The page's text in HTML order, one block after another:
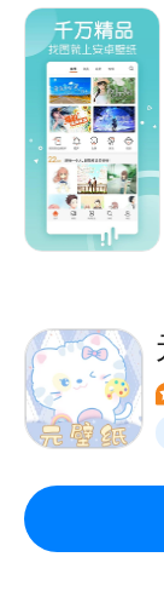
新鲜网络视频
智能趣味锁屏
超酷动态壁纸
个性时尚铃声
安卓壁纸，不
如梦幻海洋的
的小编负责搜
除了壁纸和视
定不会让你失
不仅能瞬间改
搞笑的QQ表